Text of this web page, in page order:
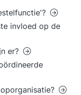
invloed op de
er?